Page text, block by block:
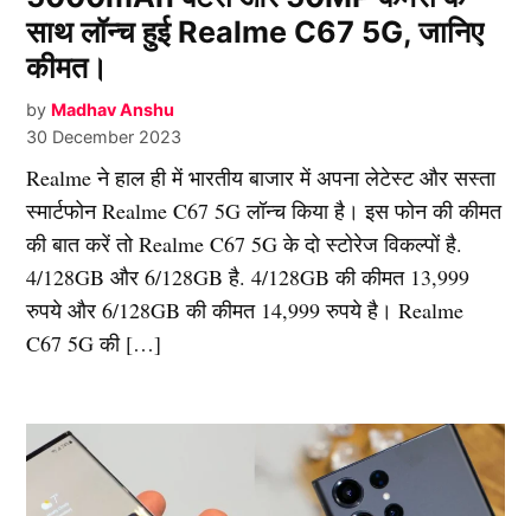
साथ लॉन्च हुई Realme C67 5G, जानिए
कीमत।
by Madhav Anshu
30 December 2023
Realme ने हाल ही में भारतीय बाजार में अपना लेटेस्ट और सस्ता
स्मार्टफोन Realme C67 5G लॉन्च किया है। इस फोन की कीमत
की बात करें तो Realme C67 5G के दो स्टोरेज विकल्पों है.
4/128GB और 6/128GB है. 4/128GB की कीमत 13,999
रुपये और 6/128GB की कीमत 14,999 रुपये है। Realme
C67 5G की […]